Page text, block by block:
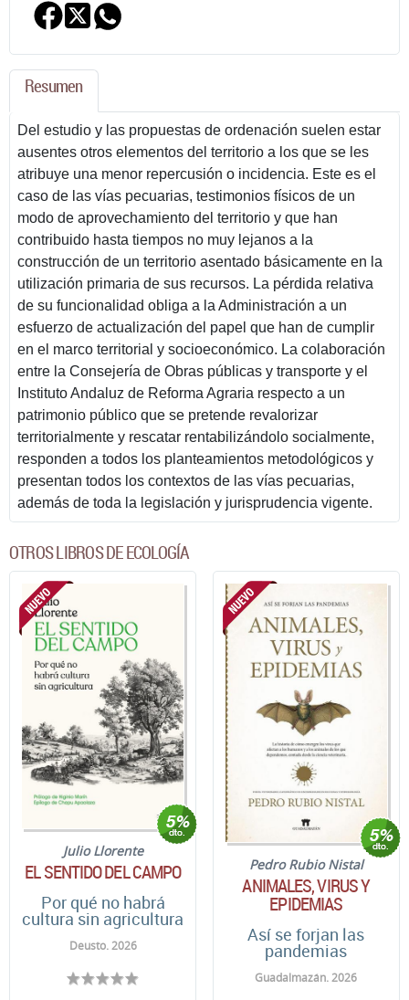
Resumen
Del estudio y las propuestas de ordenación suelen estar
ausentes otros elementos del territorio a los que se les
atribuye una menor repercusión o incidencia. Este es el
caso de las vías pecuarias, testimonios físicos de un
modo de aprovechamiento del territorio y que han
contribuido hasta tiempos no muy lejanos a la
construcción de un territorio asentado básicamente en la
utilización primaria de sus recursos. La pérdida relativa
de su funcionalidad obliga a la Administración a un
esfuerzo de actualización del papel que han de cumplir
en el marco territorial y socioeconómico. La colaboración
entre la Consejería de Obras públicas y transporte y el
Instituto Andaluz de Reforma Agraria respecto a un
patrimonio público que se pretende revalorizar
territorialmente y rescatar rentabilizándolo socialmente,
responden a todos los planteamientos metodológicos y
presentan todos los contextos de las vías pecuarias,
además de toda la legislación y jurisprudencia vigente.
OTROS LIBROS DE ECOLOGÍA
Julio Llorente
EL SENTIDO DEL CAMPO
Por qué no habrá
cultura sin agricultura
Deusto. 2026
Pedro Rubio Nistal
ANIMALES, VIRUS Y
EPIDEMIAS
Así se forjan las
pandemias
Guadalmazán. 2026